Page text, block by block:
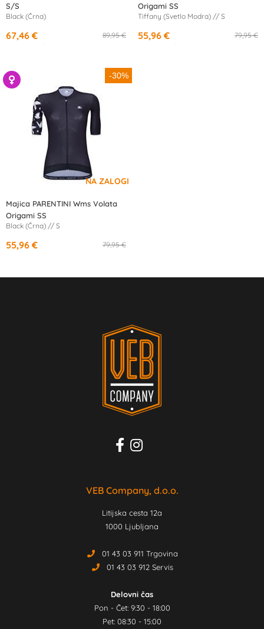
S/S
Black (Črna)
89,95 €
67,46 €
/mesec
Origami SS
Tiffany (Svetlo Modra) // S
79,95 €
55,96 €
/mesec
-30%
Majica PARENTINI Wms Volata
Origami SS
Black (Črna) // S
79,95 €
55,96 €
/mesec
VEB Company, d.o.o.
Litijska cesta 12a
1000 Ljubljana
01 43 03 911 Trgovina
01 43 03 912 Servis
Delovni čas
Pon - Čet: 9:30 - 18:00
Pet: 08:30 - 15:00